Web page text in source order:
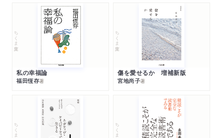
ちくま文庫
私の幸福論
福田恆存著
ちくま文庫
傷を愛せるか 増補新版
宮地尚子著
ちくま文庫 ちくま文庫